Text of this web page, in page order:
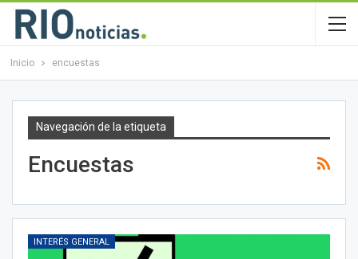
Inicio encuestas
Navegación de la etiqueta
Encuestas
INTERÉS GENERAL